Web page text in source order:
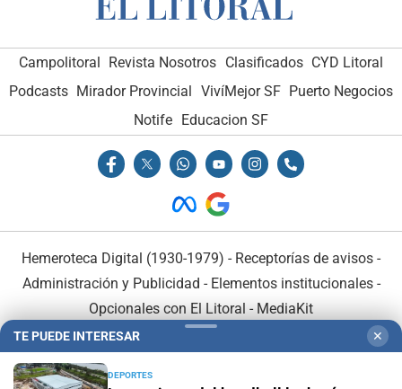
Campolitoral Revista Nosotros Clasificados CYD Litoral
Podcasts Mirador Provincial VivíMejor SF Puerto Negocios
Notife
Educacion SF
Hemeroteca Digital (1930-1979) - Receptorías de avisos -
Administración y Publicidad - Elementos institucionales-
Opcionales con El Litoral - MediaKit
TE PUEDE INTERESAR ✕
DEPORTES